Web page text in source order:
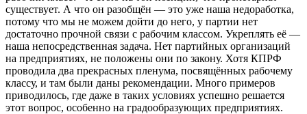
существует. А что он разобщён — это уже наша недоработка,
потому что мы не можем дойти до него, у партии нет
достаточно прочной связи с рабочим классом. Укреплять её —
наша непосредственная задача. Нет партийных организаций
на предприятиях, не положены они по закону. Хотя КПРФ
проводила два прекрасных пленума, посвящённых рабочему
классу, и там были даны рекомендации. Много примеров
приводилось, где даже в таких условиях успешно решается
этот вопрос, особенно на градообразующих предприятиях.